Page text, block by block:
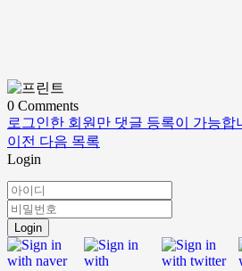
0 Comments
로그인한 회원만 댓글 등록이 가능합
이전 다음 목록
Login
Login